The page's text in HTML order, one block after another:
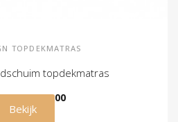
TOPDEKMATRAS
topdekmatras
€ 315,00
Bekijk